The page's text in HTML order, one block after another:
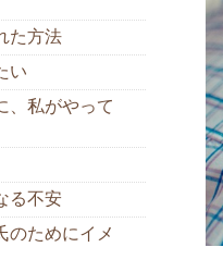
た方法
い
、私がやって
る不安
のためにイメ